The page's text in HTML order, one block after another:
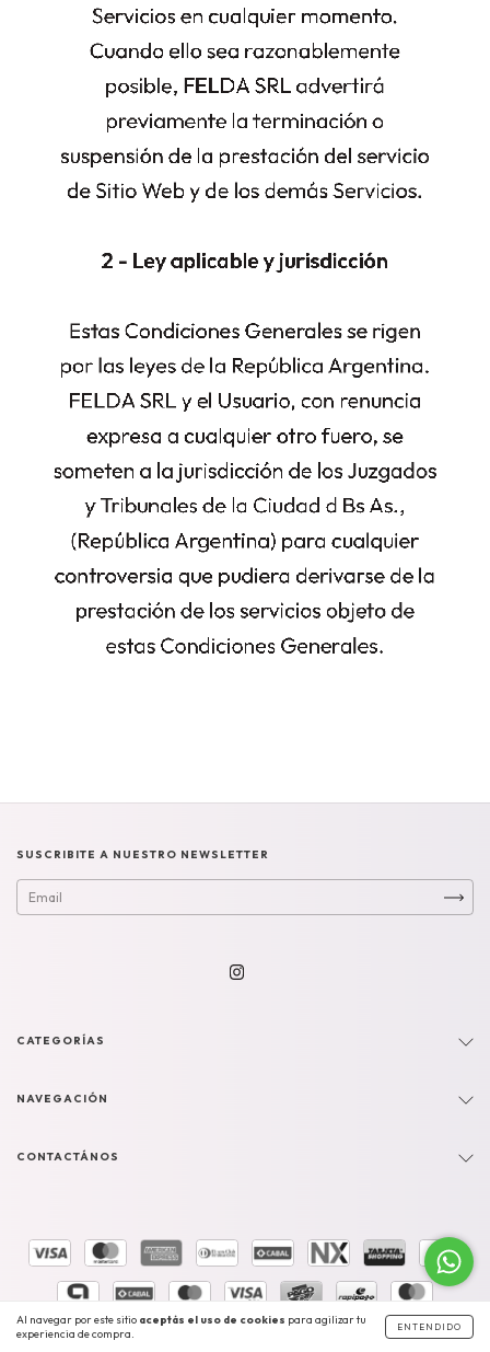
Al navegar por este sitio aceptás el uso de cookies para agilizar tu
experiencia de compra.
ENTENDIDO
SUSCRIBITE A NUESTRO NEWSLETTER
CATEGORÍAS
NAVEGACIÓN
CONTACTÁNOS